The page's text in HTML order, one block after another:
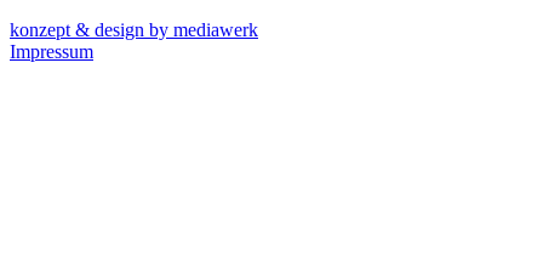
konzept & design by mediawerk
Impressum